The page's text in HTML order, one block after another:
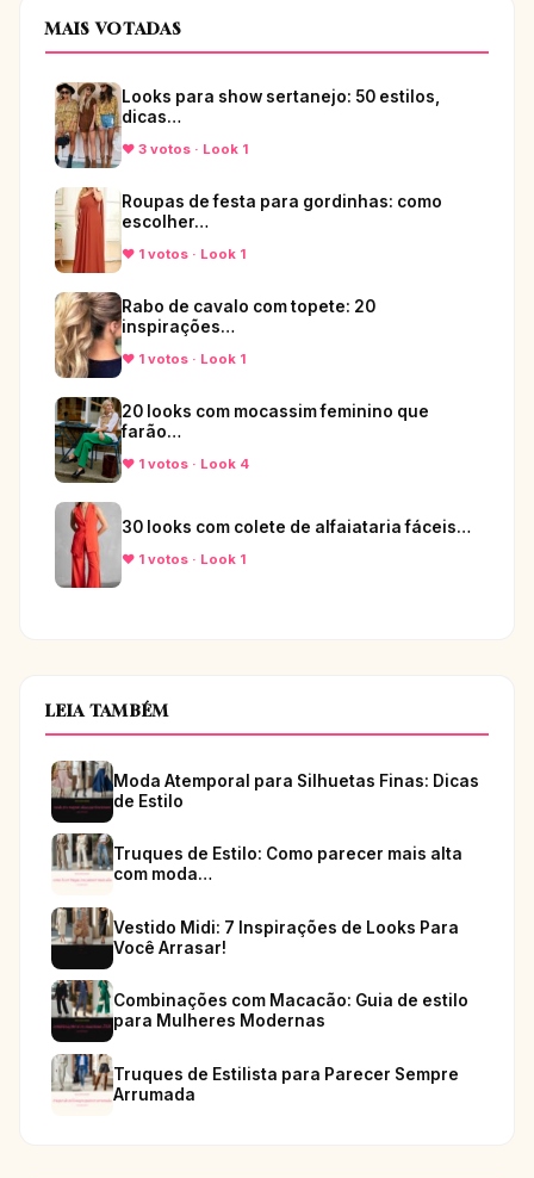
MAIS VOTADAS
Looks para show sertanejo: 50 estilos,
dicas…
♥ 3 votos · Look 1
Roupas de festa para gordinhas: como
escolher…
♥ 1 votos · Look 1
Rabo de cavalo com topete: 20
inspirações…
♥ 1 votos · Look 1
20 looks com mocassim feminino que
farão…
♥ 1 votos · Look 4
30 looks com colete de alfaiataria fáceis…
♥ 1 votos · Look 1
LEIA TAMBÉM
Moda Atemporal para Silhuetas Finas: Dicas
de Estilo
Truques de Estilo: Como parecer mais alta
com moda…
Vestido Midi: 7 Inspirações de Looks Para
Você Arrasar!
Combinações com Macacão: Guia de estilo
para Mulheres Modernas
Truques de Estilista para Parecer Sempre
Arrumada